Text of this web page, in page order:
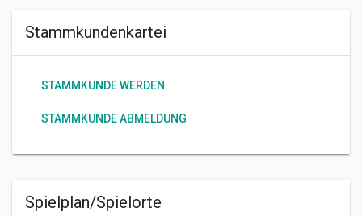
Stammkundenkartei
STAMMKUNDE WERDEN
STAMMKUNDE ABMELDUNG
Spielplan/Spielorte